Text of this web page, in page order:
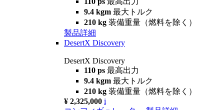
9.4 kgm 最大トルク
210 kg 装備重量（燃料を除く）
製品詳細
DesertX Discovery
DesertX Discovery
110 ps 最高出力
9.4 kgm 最大トルク
210 kg 装備重量（燃料を除く）
¥ 2,325,000 i